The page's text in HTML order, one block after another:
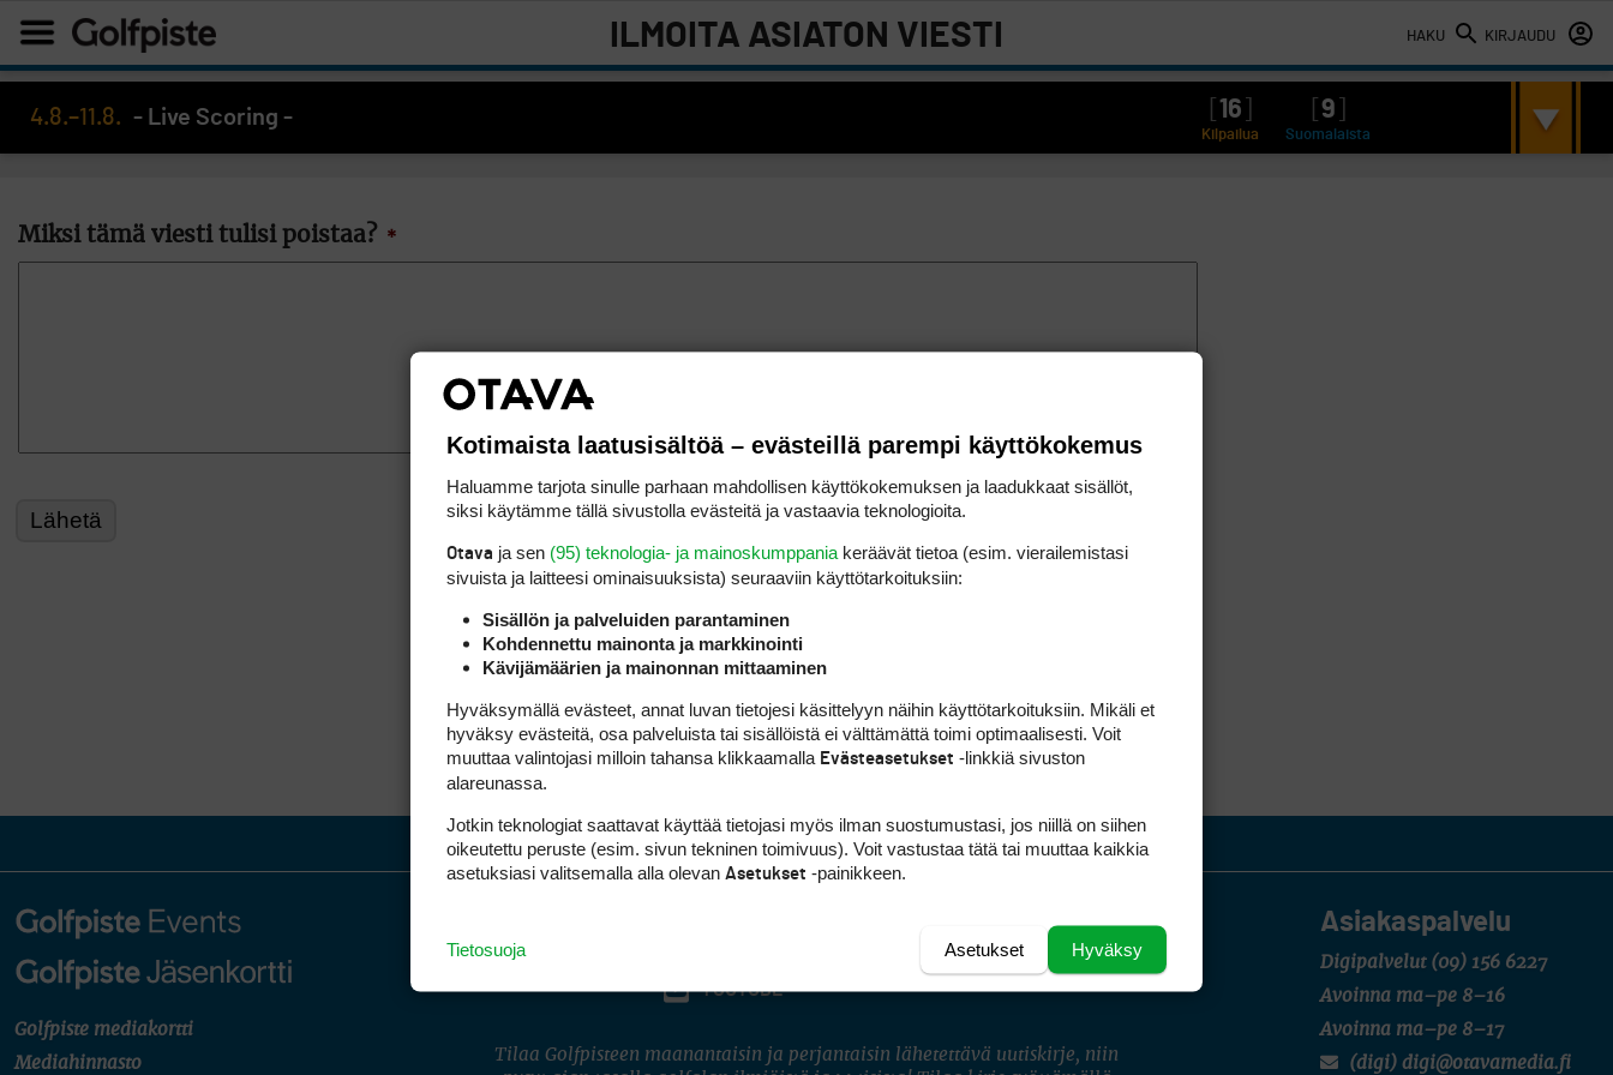
HAKU KIRJAUDU
ILMOITA ASIATON VIESTI
4.8.–11.8. - Live Scoring - 16 9
Kilpailua Suomalaista
Miksi tämä viesti tulisi poistaa? *
Golfpiste mediakortti
Mediahinnasto
Asiakaspalvelu
Digipalvelut (09) 156 6227
Avoinna ma–pe 8–16
Avoinna ma–pe 8–17
(digi) digi@otavamedia.fi
INSTAGRAM
YOUTUBE
Tilaa Golfpisteen maanantaisin ja perjantaisin lähetettävä uutiskirje, niin
Kotimaista laatusisältöä – evästeillä parempi käyttökokemus
Haluamme tarjota sinulle parhaan mahdollisen käyttökokemuksen ja laadukkaat sisällöt,
siksi käytämme tällä sivustolla evästeitä ja vastaavia teknologioita.
Otava ja sen (95) teknologia- ja mainoskumppania keräävät tietoa (esim. vierailemis­tasi
sivuista ja laitteesi ominaisuuk­sista) seuraaviin käyttötarkoituksiin:
Sisällön ja palveluiden parantaminen
Kohdennettu mainonta ja markkinointi
Kävijämäärien ja mainonnan mittaaminen
Hyväksymällä evästeet, annat luvan tietojesi käsittelyyn näihin käyttötarkoituksiin. Mikäli et
hyväksy evästeitä, osa palveluista tai sisällöistä ei välttämättä toimi optimaalisesti. Voit
muuttaa valintojasi milloin tahansa klikkaamalla Evästeasetukset -linkkiä sivuston
alareunassa.
Jotkin teknologiat saattavat käyttää tietojasi myös ilman suostumustasi, jos niillä on siihen
oikeutettu peruste (esim. sivun tekninen toimivuus). Voit vastustaa tätä tai muuttaa kaikkia
asetuksiasi valitsemalla alla olevan Asetukset -painikkeen.
Hyväksy
Asetukset
Tietosuoja